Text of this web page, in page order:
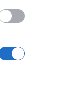
los horarios
y contará con
el uso de
como cuando los
sus pequeños
padres harán